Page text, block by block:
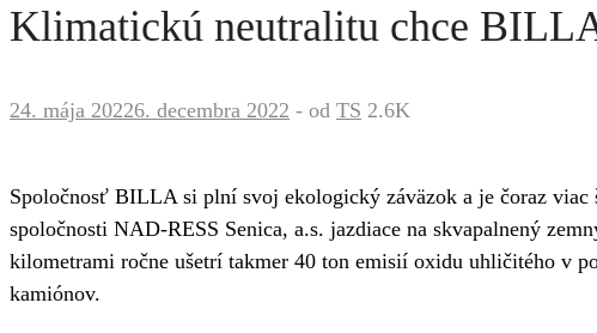
Klimatickú neutralitu chce
24. mája 20226. decembra 2022 - od TS 2.6K
Spoločnosť BILLA si plní svoj ekologický záväzok a je čoraz
spoločnosti NAD-RESS Senica, a.s. jazdiace na skvapalnený
kilometrami ročne ušetrí takmer 40 ton emisií oxidu uhličitého v
kamiónov.